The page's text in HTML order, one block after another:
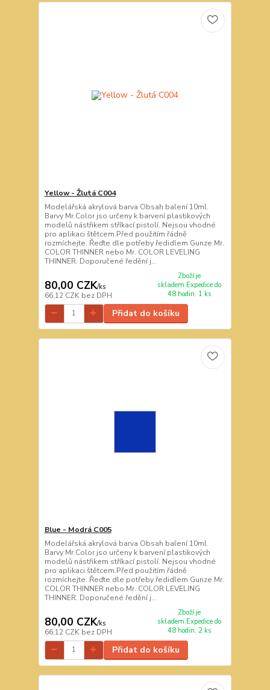
Yellow - Žlutá C004
Modelářská akrylová barva Obsah balení 10ml.
Barvy Mr.Color jso určeny k barvení plastikových
modelů nástřikem stříkací pistolí. Nejsou vhodné
pro aplikaci štětcem.Před použitím řádně
rozmíchejte. Řeďte dle potřeby ředidlem Gunze Mr.
COLOR THINNER nebo Mr. COLOR LEVELING
THINNER. Doporučené ředění j...
80,00 CZK/ks
66,12 CZK bez DPH
Zboží je
skladem.Expedice do
48 hodin. 1 ks
Přidat do košíku
Blue - Modrá C005
Modelářská akrylová barva Obsah balení 10ml.
Barvy Mr.Color jso určeny k barvení plastikových
modelů nástřikem stříkací pistolí. Nejsou vhodné
pro aplikaci štětcem.Před použitím řádně
rozmíchejte. Řeďte dle potřeby ředidlem Gunze Mr.
COLOR THINNER nebo Mr. COLOR LEVELING
THINNER. Doporučené ředění j...
80,00 CZK/ks
66,12 CZK bez DPH
Zboží je
skladem.Expedice do
48 hodin. 2 ks
Přidat do košíku